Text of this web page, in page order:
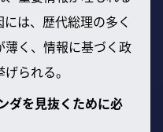
は、歴代総理の多く
く、情報に基づく政
られる。
ダを見抜くために必